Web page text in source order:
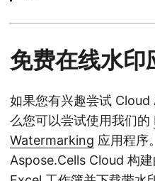
免费在线水印
如果您有兴趣尝试 Cloud
么您可以尝试使用我们的
Watermarking 应用程序
Aspose.Cells Cloud 构